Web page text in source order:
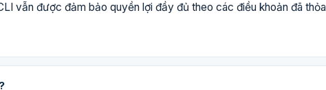
vẫn được đảm bảo quyền lợi đầy đủ theo các điều khoản đã thỏa